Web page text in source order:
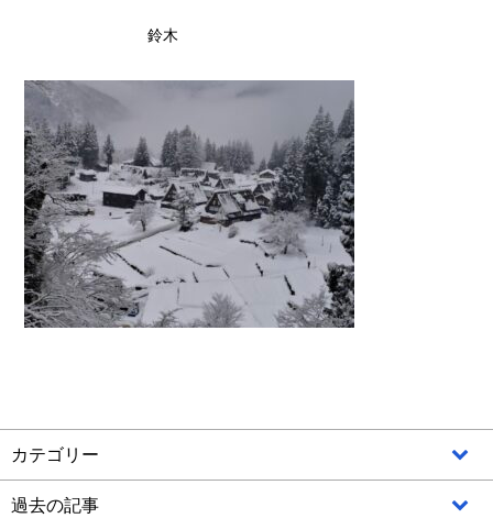
鈴木
カテゴリー
過去の記事